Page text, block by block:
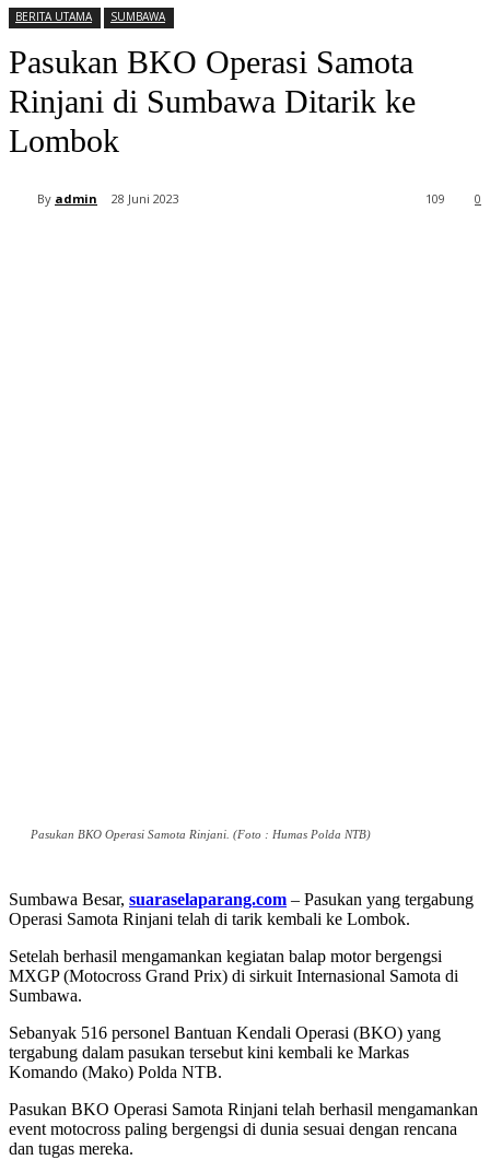
BERITA UTAMA SUMBAWA
Pasukan BKO Operasi Samota
Rinjani di Sumbawa Ditarik ke
Lombok
By admin 28 Juni 2023 0
109
Pasukan BKO Operasi Samota Rinjani. (Foto : Humas Polda NTB)
Sumbawa Besar, suaraselaparang.com – Pasukan yang tergabung
Operasi Samota Rinjani telah di tarik kembali ke Lombok.
Setelah berhasil mengamankan kegiatan balap motor bergengsi
MXGP (Motocross Grand Prix) di sirkuit Internasional Samota di
Sumbawa.
Sebanyak 516 personel Bantuan Kendali Operasi (BKO) yang
tergabung dalam pasukan tersebut kini kembali ke Markas
Komando (Mako) Polda NTB.
Pasukan BKO Operasi Samota Rinjani telah berhasil mengamankan
event motocross paling bergengsi di dunia sesuai dengan rencana
dan tugas mereka.